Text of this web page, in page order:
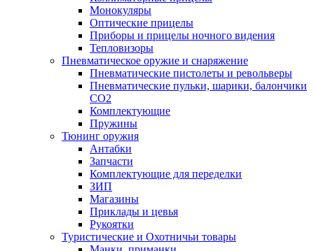
Монокуляры
Оптические прицелы
Приборы и прицелы ночного видения
Тепловизоры
Пневматическое оружие и снаряжение
Пневматические пистолеты и револьверы
Пневматические пульки, шарики, балончики
CO2
Комплектующие
Пружины
Тюнинг оружия
Антабки
Запчасти
Комплектующие для переделки
ЗИП
Магазины
Приклады и цевья
Рукоятки
Туристические и Охотничьи товары